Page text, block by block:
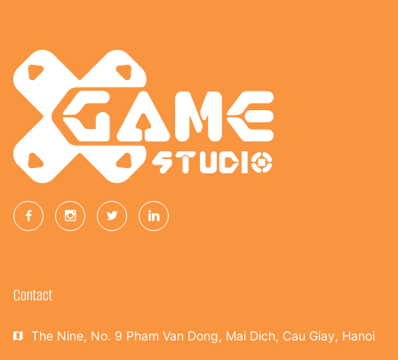
Contact
The Nine, No. 9 Pham Van Dong, Mai Dich, Cau Giay, Hanoi